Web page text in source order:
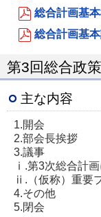
総合計画基
総合計画基
第3回総合政
主な内容
1.開会
2.部会長挨拶
3.議事
ⅰ.第3次総合計
ⅱ.（仮称）重要
4.その他
5.閉会